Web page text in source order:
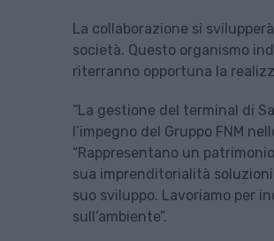
La collaborazione si
società. Questo organismo
riterranno opportuna la
“La gestione del terminal di
l’impegno del Gruppo FNM
“Rappresentano un
sua imprenditorialità
suo sviluppo. Lavoriamo per
sull’ambiente”.